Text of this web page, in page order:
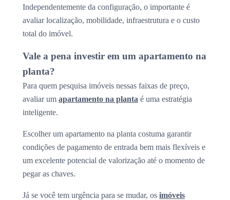
Independentemente da configuração, o importante é
avaliar localização, mobilidade, infraestrutura e o custo
total do imóvel.
Vale a pena investir em um apartamento na
planta?
Para quem pesquisa imóveis nessas faixas de preço,
avaliar um apartamento na planta é uma estratégia
inteligente.
Escolher um apartamento na planta costuma garantir
condições de pagamento de entrada bem mais flexíveis e
um excelente potencial de valorização até o momento de
pegar as chaves.
Já se você tem urgência para se mudar, os imóveis